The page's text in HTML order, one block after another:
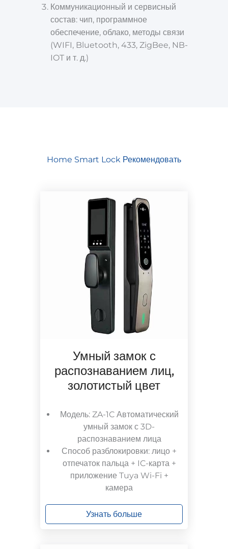
Коммуникационный и сервисный
состав: чип, программное
обеспечение, облако, методы связи
(WIFI, Bluetooth, 433, ZigBee, NB-
IOT и т. д.)
Home Smart Lock Рекомендовать
Умный замок с
распознаванием лиц,
золотистый цвет
Модель: ZA-1C Автоматический
умный замок с 3D-
распознаванием лица
Способ разблокировки: лицо +
отпечаток пальца + IC-карта +
приложение Tuya Wi-Fi +
камера
Узнать больше